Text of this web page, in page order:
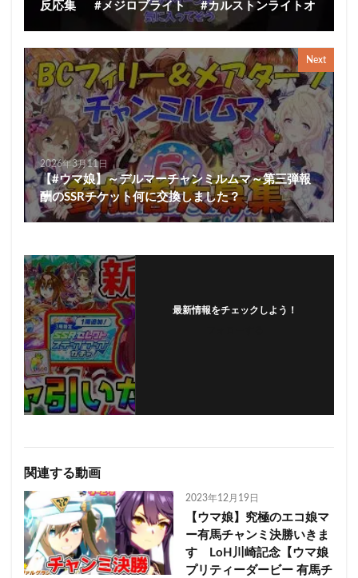
反応集 #メジロブライト #カルストンライトオ
Next
2026年3月11日
【#ウマ娘】～デルマーチャンミルムマ～第三弾報
酬のSSRチケット何に交換しました？
最新情報をチェックしよう！
関連する動画
2023年12月19日
【ウマ娘】究極のエコ娘マ
ー有馬チャンミ決勝いきま
す LoH川崎記念【ウマ娘
プリティーダービー 有馬チ